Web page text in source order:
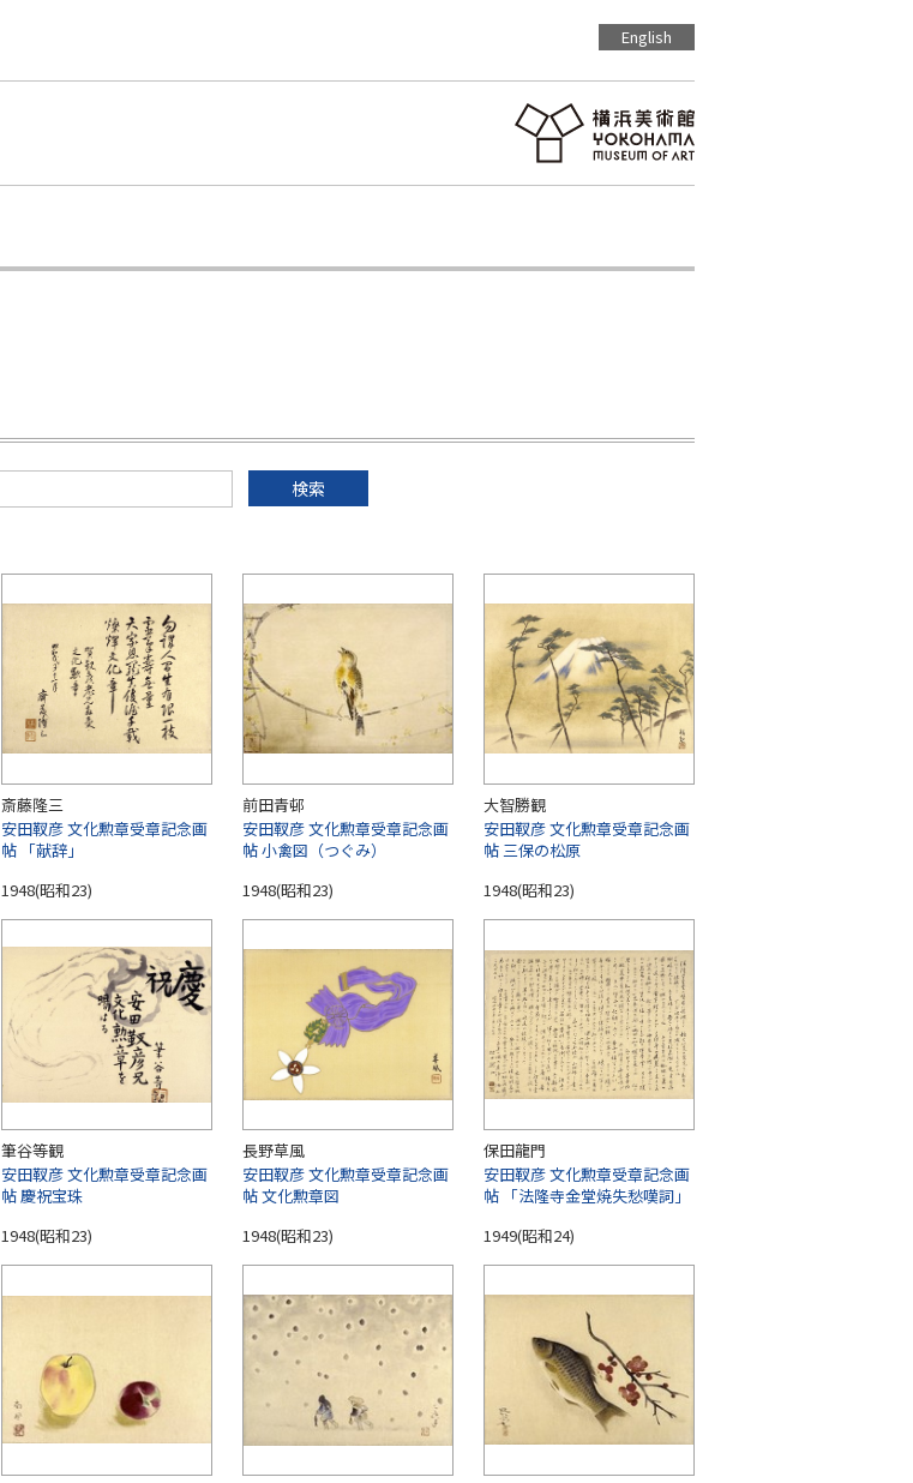
English
斎藤隆三
安田靫彦 文化勲章受章記念画
帖 「献辞」
1948(昭和23)
前田青邨
安田靫彦 文化勲章受章記念画
帖 小禽図（つぐみ）
1948(昭和23)
大智勝観
安田靫彦 文化勲章受章記念画
帖 三保の松原
1948(昭和23)
筆谷等観
安田靫彦 文化勲章受章記念画
帖 慶祝宝珠
1948(昭和23)
長野草風
安田靫彦 文化勲章受章記念画
帖 文化勲章図
1948(昭和23)
保田龍門
安田靫彦 文化勲章受章記念画
帖 「法隆寺金堂焼失愁嘆詞」
1949(昭和24)